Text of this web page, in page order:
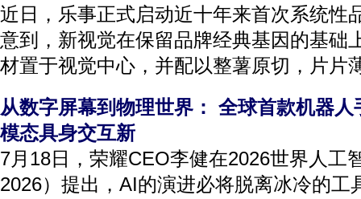
近日，乐事正式启动近十年来首次系统性
意到，新视觉在保留品牌经典基因的基础
材置于视觉中心，并配以整薯原切，片片
从数字屏幕到物理世界： 全球首款机器
模态具身交互新
7月18日，荣耀CEO李健在2026世界人工
2026）提出，AI的演进必将脱离冰冷的工